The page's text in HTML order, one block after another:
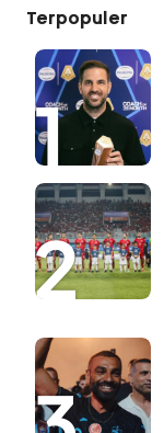
Terpopuler